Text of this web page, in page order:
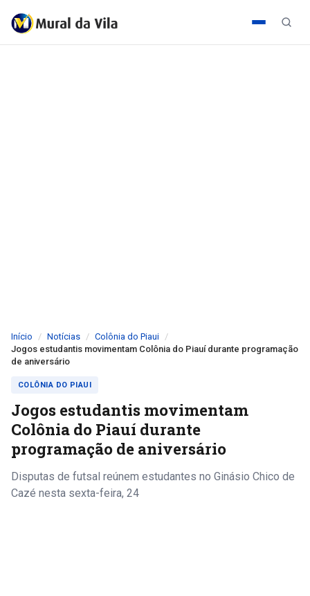
Início Notícias
Colônia do Piaui
Jogos estudantis movimentam Colônia do Piauí durante programação
de aniversário
COLÔNIA DO PIAUI
Jogos estudantis movimentam
Colônia do Piauí durante
programação de aniversário
Disputas de futsal reúnem estudantes no Ginásio Chico de
Cazé nesta sexta-feira, 24